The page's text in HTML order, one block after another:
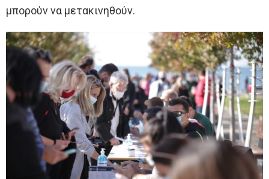
μπορούν να μετακινηθούν.